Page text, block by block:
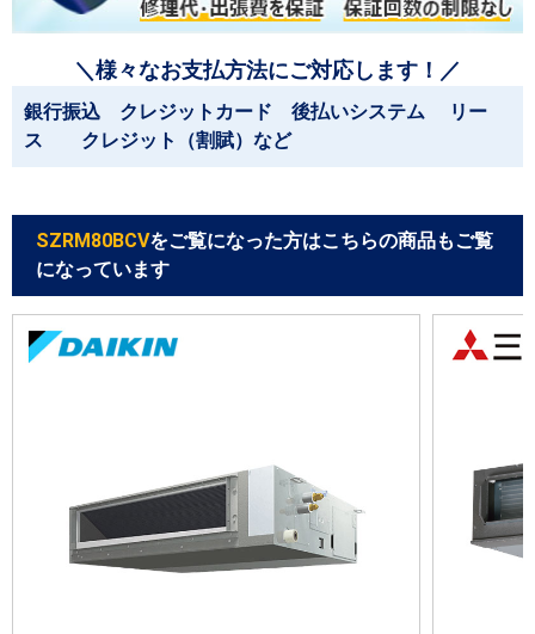
＼様々なお支払方法にご対応します！／
銀行振込 クレジットカード 後払いシステム リー
ス クレジット（割賦）など
SZRM80BCVをご覧になった方はこちらの商品もご覧
になっています